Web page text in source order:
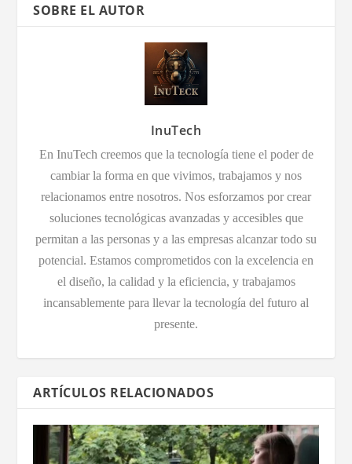
SOBRE EL AUTOR
InuTech
En InuTech creemos que la tecnología tiene el poder de
cambiar la forma en que vivimos, trabajamos y nos
relacionamos entre nosotros. Nos esforzamos por crear
soluciones tecnológicas avanzadas y accesibles que
permitan a las personas y a las empresas alcanzar todo su
potencial. Estamos comprometidos con la excelencia en
el diseño, la calidad y la eficiencia, y trabajamos
incansablemente para llevar la tecnología del futuro al
presente.
ARTÍCULOS RELACIONADOS